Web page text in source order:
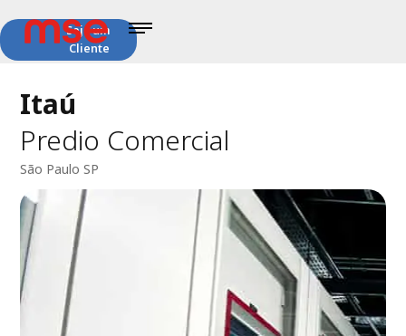
Seja um
Cliente
Itaú
Predio Comercial
São Paulo SP